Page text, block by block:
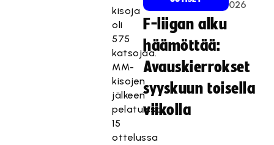
kisoja
oli
575
katsojaa.
MM-
kisojen
jälkeen
pelatuissa
15
ottelussa
026
F-liigan alku
häämöttää:
Avauskierrokset
syyskuun toisella
viikolla